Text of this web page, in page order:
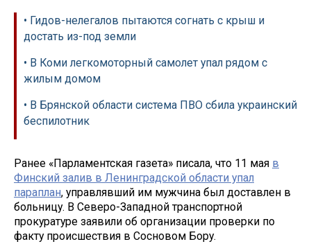
• Гидов-нелегалов пытаются согнать с крыш и
достать из-под земли
• В Коми легкомоторный самолет упал рядом с
жилым домом
• В Брянской области система ПВО сбила украинский
беспилотник
Ранее «Парламентская газета» писала, что 11 мая в
Финский залив в Ленинградской области упал
параплан, управлявший им мужчина был доставлен в
больницу. В Северо-Западной транспортной
прокуратуре заявили об организации проверки по
факту происшествия в Сосновом Бору.